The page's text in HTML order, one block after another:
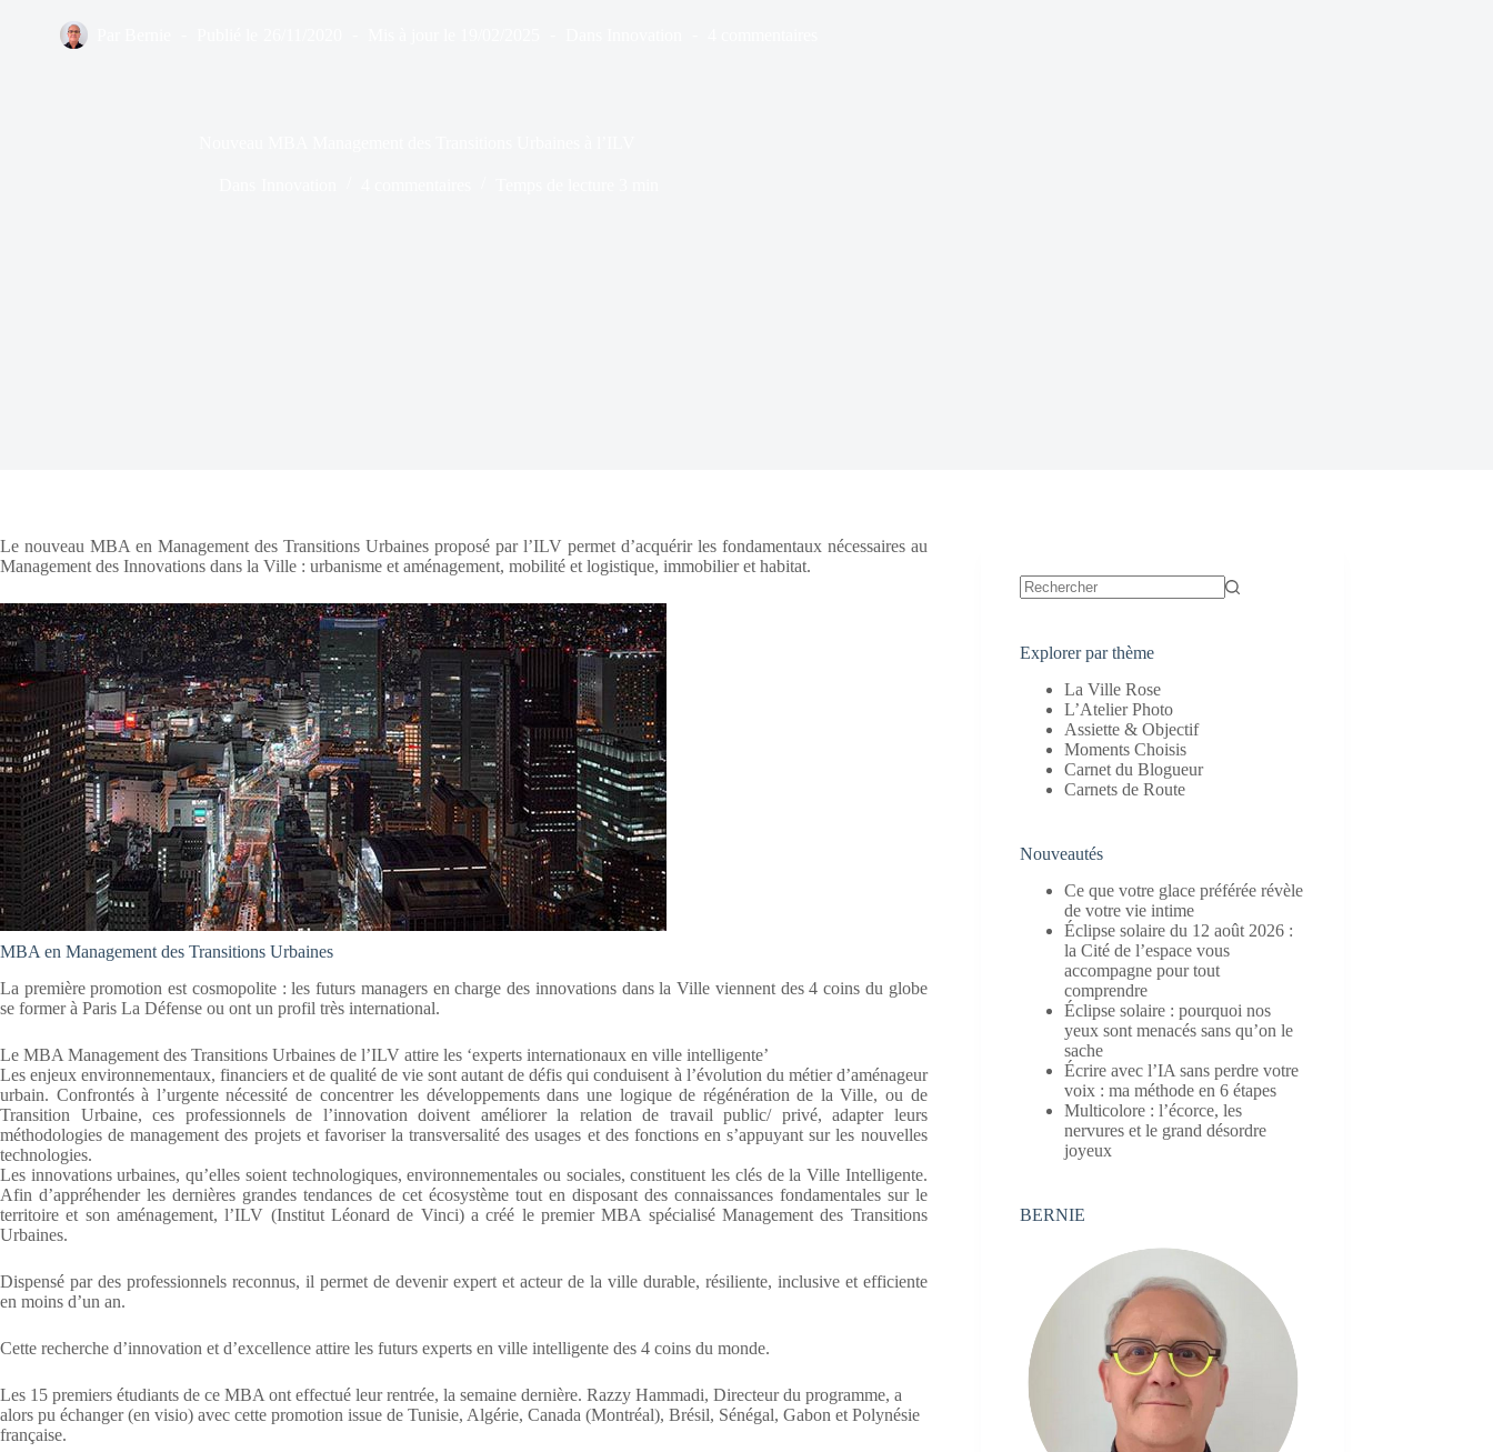
Le nouveau MBA en Management des Transitions Urbaines proposé par l’ILV permet d’acquérir les fondamentaux nécessaires au
Management des Innovations dans la Ville : urbanisme et aménagement, mobilité et logistique, immobilier et habitat.
MBA en Management des Transitions Urbaines
La première promotion est cosmopolite : les futurs managers en charge des innovations dans la Ville viennent des 4 coins du globe
se former à Paris La Défense ou ont un profil très international.
Le MBA Management des Transitions Urbaines de l’ILV attire les ‘experts internationaux en ville intelligente’
Les enjeux environnementaux, financiers et de qualité de vie sont autant de défis qui conduisent à l’évolution du métier d’aménageur
urbain. Confrontés à l’urgente nécessité de concentrer les développements dans une logique de régénération de la Ville, ou de
Transition Urbaine, ces professionnels de l’innovation doivent améliorer la relation de travail public/ privé, adapter leurs
méthodologies de management des projets et favoriser la transversalité des usages et des fonctions en s’appuyant sur les nouvelles
technologies.
Les innovations urbaines, qu’elles soient technologiques, environnementales ou sociales, constituent les clés de la Ville Intelligente.
Afin d’appréhender les dernières grandes tendances de cet écosystème tout en disposant des connaissances fondamentales sur le
territoire et son aménagement, l’ILV (Institut Léonard de Vinci) a créé le premier MBA spécialisé Management des Transitions
Urbaines.
Dispensé par des professionnels reconnus, il permet de devenir expert et acteur de la ville durable, résiliente, inclusive et efficiente
en moins d’un an.
Cette recherche d’innovation et d’excellence attire les futurs experts en ville intelligente des 4 coins du monde.
Les 15 premiers étudiants de ce MBA ont effectué leur rentrée, la semaine dernière. Razzy Hammadi, Directeur du programme, a
alors pu échanger (en visio) avec cette promotion issue de Tunisie, Algérie, Canada (Montréal), Brésil, Sénégal, Gabon et Polynésie
française.
Explorer par thème
La Ville Rose
L’Atelier Photo
Assiette & Objectif
Moments Choisis
Carnet du Blogueur
Carnets de Route
Nouveautés
Ce que votre glace préférée révèle
de votre vie intime
Éclipse solaire du 12 août 2026 :
la Cité de l’espace vous
accompagne pour tout
comprendre
Éclipse solaire : pourquoi nos
yeux sont menacés sans qu’on le
sache
Écrire avec l’IA sans perdre votre
voix : ma méthode en 6 étapes
Multicolore : l’écorce, les
nervures et le grand désordre
joyeux
BERNIE